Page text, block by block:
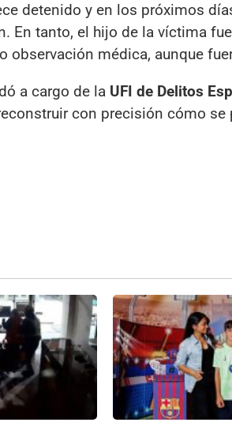
detenido y en los próximos
En tanto, el hijo de la víctima
observación médica, aunque
a cargo de la UFI de Delitos
con precisión cómo